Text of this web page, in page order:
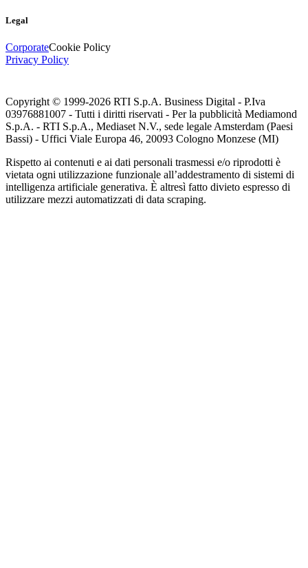
Legal
CorporateCookie Policy
Privacy Policy
Copyright © 1999-2026 RTI S.p.A. Business Digital - P.Iva
03976881007 - Tutti i diritti riservati - Per la pubblicità Mediamond
S.p.A. - RTI S.p.A., Mediaset N.V., sede legale Amsterdam (Paesi
Bassi) - Uffici Viale Europa 46, 20093 Cologno Monzese (MI)
Rispetto ai contenuti e ai dati personali trasmessi e/o riprodotti è
vietata ogni utilizzazione funzionale all’addestramento di sistemi di
intelligenza artificiale generativa. È altresì fatto divieto espresso di
utilizzare mezzi automatizzati di data scraping.